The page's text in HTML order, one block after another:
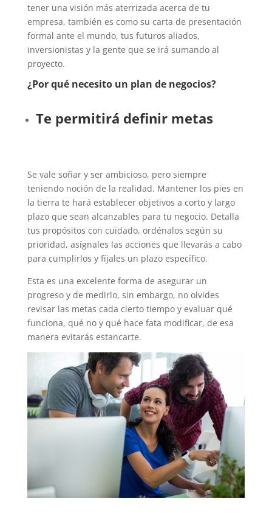
tener una visión más aterrizada acerca de tu
empresa, también es como su carta de presentación
formal ante el mundo, tus futuros aliados,
inversionistas y la gente que se irá sumando al
proyecto.
¿Por qué necesito un plan de negocios?
Te permitirá definir metas
Se vale soñar y ser ambicioso, pero siempre
teniendo noción de la realidad. Mantener los pies en
la tierra te hará establecer objetivos a corto y largo
plazo que sean alcanzables para tu negocio. Detalla
tus propósitos con cuidado, ordénalos según su
prioridad, asígnales las acciones que llevarás a cabo
para cumplirlos y fíjales un plazo específico.
Esta es una excelente forma de asegurar un
progreso y de medirlo, sin embargo, no olvides
revisar las metas cada cierto tiempo y evaluar qué
funciona, qué no y qué hace fata modificar, de esa
manera evitarás estancarte.